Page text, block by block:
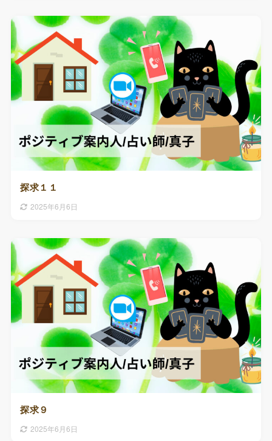
探求１１
2025年6月6日
探求９
2025年6月6日